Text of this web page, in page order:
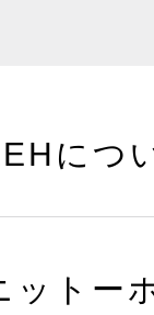
につ
ットー